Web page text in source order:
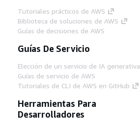
Tutoriales prácticos de AWS
Biblioteca de soluciones de AWS
Guías de decisiones de AWS
Guías De Servicio
Elección de un servicio de IA generativa
Guías de servicio de AWS
Tutoriales de CLI de AWS en GitHub
Herramientas Para
Desarrolladores